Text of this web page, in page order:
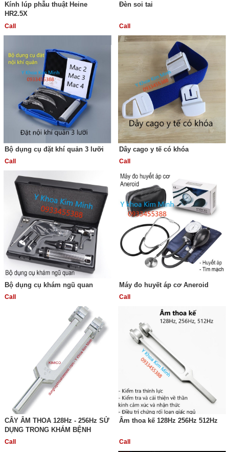
Kính lúp phẫu thuật Heine
HR2.5X
Call
Đèn soi tai
Call
Bộ dụng cụ đặt khí quản 3 lưỡi
Call
Dây cago y tế có khóa
Call
Bộ dụng cụ khám ngũ quan
Call
Máy đo huyết áp cơ Aneroid
Call
CÂY ÂM THOA 128Hz - 256Hz SỬ
DỤNG TRONG KHÁM BỆNH
Call
Âm thoa kế 128Hz 256Hz 512Hz
Call